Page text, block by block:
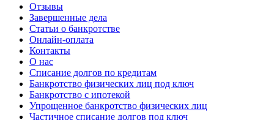
Отзывы
Завершенные дела
Статьи о банкротстве
Онлайн-оплата
Контакты
О нас
Списание долгов по кредитам
Банкротство физических лиц под ключ
Банкротство с ипотекой
Упрощенное банкротство физических лиц
Частичное списание долгов под ключ